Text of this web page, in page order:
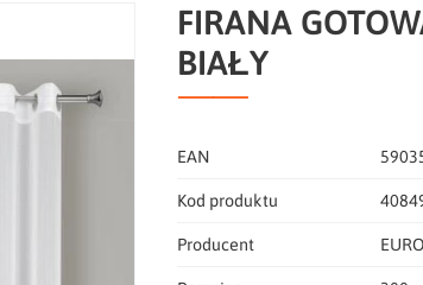
FIRANA
BIAŁY
EAN
Kod produktu
Producent